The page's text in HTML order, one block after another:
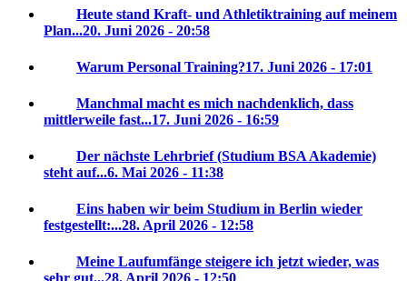
Heute stand Kraft- und Athletiktraining auf meinem
Plan...20. Juni 2026 - 20:58
Warum Personal Training?17. Juni 2026 - 17:01
Manchmal macht es mich nachdenklich, dass
mittlerweile fast...17. Juni 2026 - 16:59
Der nächste Lehrbrief (Studium BSA Akademie)
steht auf...6. Mai 2026 - 11:38
Eins haben wir beim Studium in Berlin wieder
festgestellt:...28. April 2026 - 12:58
Meine Laufumfänge steigere ich jetzt wieder, was
sehr gut...28. April 2026 - 12:50